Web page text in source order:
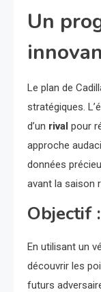
Un
Le plan de
stratégiques.
d’un rival pour
approche
données
avant la saison
Objectif
En utilisant un
découvrir les
futurs